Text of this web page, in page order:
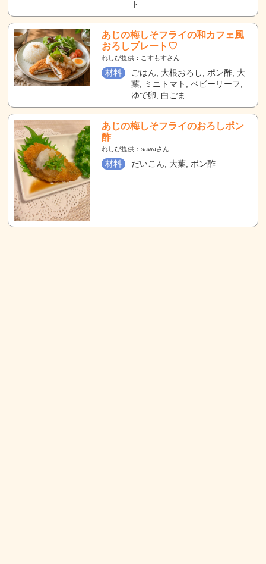
ト
あじの梅しそフライの和カフェ風
おろしプレート♡
れしぴ提供：こすもすさん
材料
ごはん, 大根おろし, ポン酢, 大
葉, ミニトマト, ベビーリーフ,
ゆで卵, 白ごま
あじの梅しそフライのおろしポン
酢
れしぴ提供：sawaさん
材料 だいこん, 大葉, ポン酢